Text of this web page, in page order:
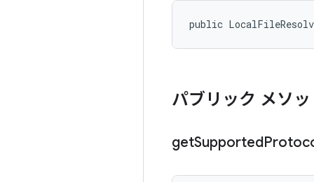
public
パブリック メソッ
getSupported